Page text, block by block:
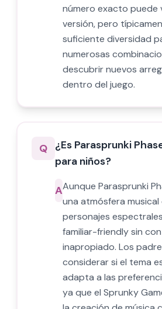
número exacto puede
versión, pero
suficiente diversidad
numerosas
descubrir nuevos
dentro del juego.
Q ¿Es Parasprunki
para niños?
AAunque Parasprunki
una atmósfera
personajes
familiar-friendly sin
inapropiado. Los
considerar si el tema
adapta a las
ya que el Sprunky